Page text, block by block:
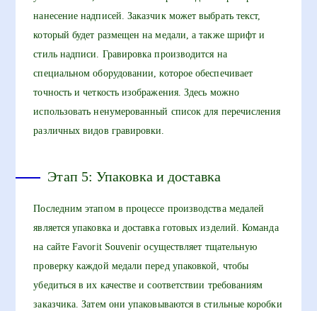
нанесение надписей. Заказчик может выбрать текст,
который будет размещен на медали, а также шрифт и
стиль надписи. Гравировка производится на
специальном оборудовании, которое обеспечивает
точность и четкость изображения. Здесь можно
использовать ненумерованный список для перечисления
различных видов гравировки.
Этап 5: Упаковка и доставка
Последним этапом в процессе производства медалей
является упаковка и доставка готовых изделий. Команда
на сайте Favorit Souvenir осуществляет тщательную
проверку каждой медали перед упаковкой, чтобы
убедиться в их качестве и соответствии требованиям
заказчика. Затем они упаковываются в стильные коробки